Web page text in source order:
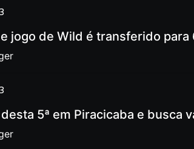
jogo de Wild é transferido para
5ª em Piracicaba e busca